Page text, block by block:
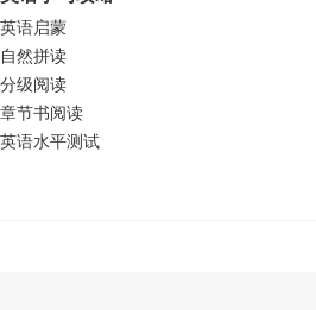
英语启蒙
自然拼读
分级阅读
章节书阅读
英语水平测试